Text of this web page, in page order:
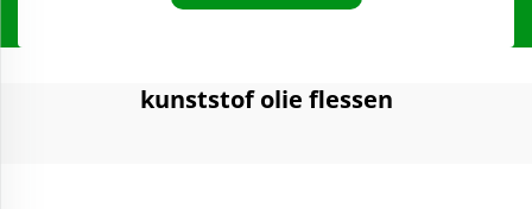
kunststof olie flessen